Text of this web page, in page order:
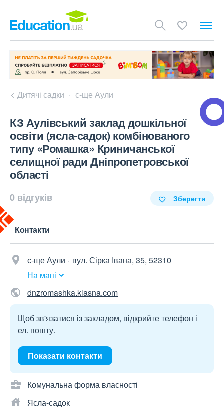
Дитячі садки с-ще Аули
КЗ Аулівський заклад дошкільної
освіти (ясла-садок) комбінованого
типу «Ромашка» Криничанської
селищної ради Дніпропетровської
області
0 відгуків Зберегти
Контакти
с-ще Аули
вул. Сірка Івана, 35, 52310
На мапі
dnzromashka.klasna.com
Щоб зв'язатися із закладом, відкрийте телефон і
ел. пошту.
Показати контакти
Комунальна форма власності
Ясла-садок